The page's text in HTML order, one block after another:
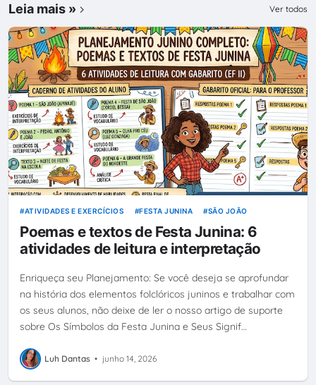
Leia mais » Ver todos
ATIVIDADES E EXERCÍCIOS FESTA JUNINA SÃO JOÃO
Poemas e textos de Festa Junina: 6
atividades de leitura e interpretação
Enriqueça seu Planejamento: Se você deseja se aprofundar
na história dos elementos folclóricos juninos e trabalhar com
os seus alunos, não deixe de ler o nosso artigo de suporte
sobre Os Símbolos da Festa Junina e Seus Signif…
Luh Dantas • junho 14, 2026